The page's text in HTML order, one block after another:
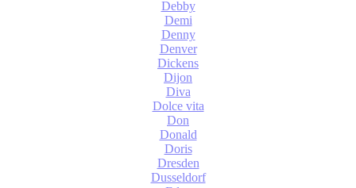
Debby
Demi
Denny
Denver
Dickens
Dijon
Diva
Dolce vita
Don
Donald
Doris
Dresden
Dusseldorf